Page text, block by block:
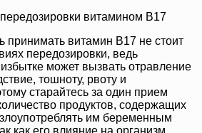
витамином B17
принимать витамин B17 не стоит
передозировки, ведь
может вызвать отравление
тошноту, рвоту и
старайтесь за один прием
продуктов, содержащих
им беременным
как его влияние на организм